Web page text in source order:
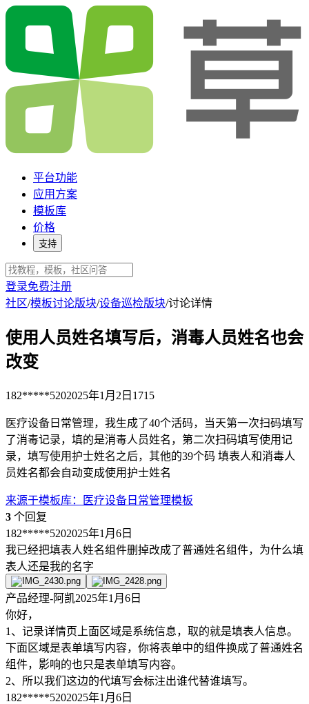
平台功能
应用方案
模板库
价格
支持
登录免费注册
社区/模板讨论版块/设备巡检版块/讨论详情
使用人员姓名填写后，消毒人员姓名也会
改变
182*****5202025年1月2日 1715
医疗设备日常管理，我生成了40个活码，当天第一次扫码填写
了消毒记录，填的是消毒人员姓名，第二次扫码填写使用记
录，填写使用护士姓名之后，其他的39个码 填表人和消毒人
员姓名都会自动变成使用护士姓名
来源于模板库：
医疗设备日常管理模板
3 个回复
182*****5202025年1月6日
我已经把填表人姓名组件删掉改成了普通姓名组件，为什么填
表人还是我的名字
产品经理-阿凯2025年1月6日
你好，
1、记录详情页上面区域是系统信息，取的就是填表人信息。
下面区域是表单填写内容，你将表单中的组件换成了普通姓名
组件，影响的也只是表单填写内容。
2、所以我们这边的代填写会标注出谁代替谁填写。
182*****5202025年1月6日